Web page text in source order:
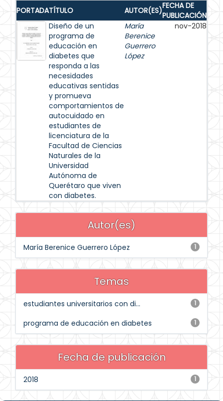
PORTADATÍTULO AUTOR(ES)FECHA DE
PUBLICACIÓN
Diseño de un
programa de
educación en
diabetes que
responda a las
necesidades
educativas sentidas
y promueva
comportamientos de
autocuidado en
estudiantes de
licenciatura de la
Facultad de Ciencias
Naturales de la
Universidad
Autónoma de
Querétaro que viven
con diabetes.
María
Berenice
Guerrero
López
nov-2018
Autor(es)
1
María Berenice Guerrero López
Temas
1
estudiantes universitarios con di...
1
programa de educación en diabetes
Fecha de publicación
1
2018